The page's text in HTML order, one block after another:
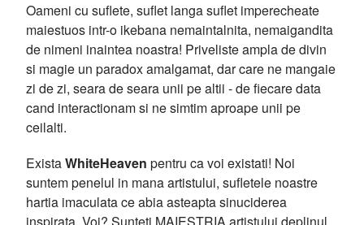
Oameni cu suflete, suflet langa suflet imperecheate
maiestuos intr-o ikebana nemaintalnita, nemaigandita
de nimeni inaintea noastra! Priveliste ampla de divin
si magie un paradox amalgamat, dar care ne mangaie
zi de zi, seara de seara unii pe altii - de fiecare data
cand interactionam si ne simtim aproape unii pe
ceilalti.
ExistaWhiteHeaven pentru ca voi existati! Noi
suntem penelul in mana artistului, sufletele noastre
hartia imaculata ce abia asteapta sinuciderea